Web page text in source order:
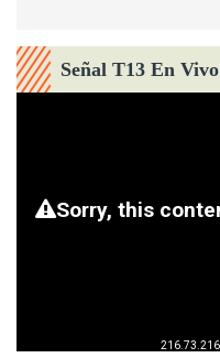
Señal T13 En Vivo